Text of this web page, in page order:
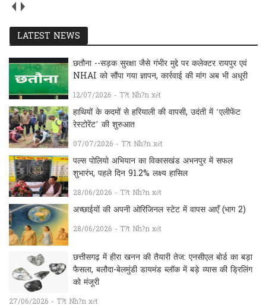
LATEST NEWS
छतौना --सड़क सुरक्षा जैसे गंभीर मुद्दे पर कलेक्टर रायपुर एवं
NHAI को सौंपा गया ज्ञापन, कार्रवाई की मांग अब भी अधूरी
12/07/2026 - T?t Nh?n xét
हाथियों के कदमों से हरियाली की वापसी, उदंती में ‘एलीफेंट
रेस्टोरेंट’ की शुरुआत
07/07/2026 - T?t Nh?n xét
पल्स पोलियो अभियान का विकासखंड अभनपुर में सफल
शुभारंभ, पहले दिन 91.2% लक्ष्य हासिल
28/06/2026 - T?t Nh?n xét
अच्छाईयों की अपनी ओरिजिनल स्टेट में वापस आएँ (भाग 2)
28/06/2026 - T?t Nh?n xét
छत्तीसगढ़ में हीरा खनन की तैयारी तेज: एनसीएल बोर्ड का बड़ा
फैसला, बलौदा-बेलमुंडी डायमंड ब्लॉक में बड़े व्यास की ड्रिलिंग
को मंजूरी
27/06/2026 - T?t Nh?n xét